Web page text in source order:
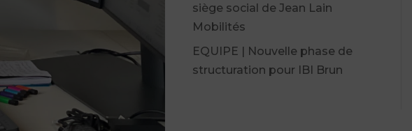
siège social de Jean Lain
Mobilités
EQUIPE | Nouvelle phase de
structuration pour IBI Brun